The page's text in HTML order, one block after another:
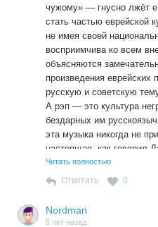
чужому» — гнусно лжёт
стать частью еврейской
не имея своей
восприимчива ко всем
объясняются
произведения еврейских
русскую и советскую
А рэп — это культура
бездарных им
эта музыка никогда не
настоящая, как говорил
русские солдаты рэп не
Читать полностью
Ответить 0
Nordman
8 лет назад